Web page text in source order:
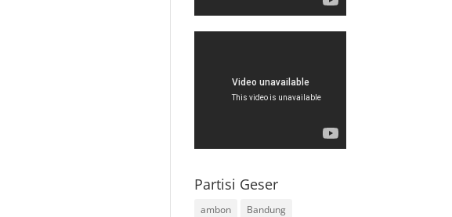
Partisi Geser
ambon
Bandung